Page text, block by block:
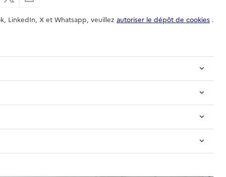
LinkedIn, X et Whatsapp, veuillez autoriser le dépôt de cookies .